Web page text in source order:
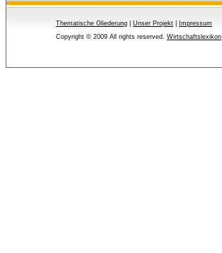
Thematische Gliederung Unser Projekt
Impressum
Copyright © 2009 All rights reserved. Wirtschaftslexikon